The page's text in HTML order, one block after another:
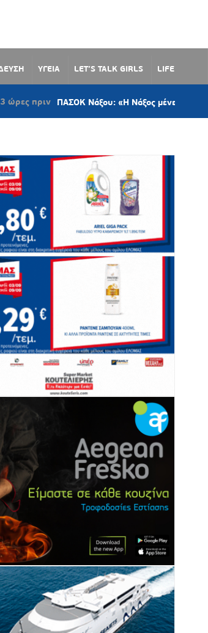
ΥΓΕΙΑ LET’S TALK GIRLS LIFE
ΠΑΣΟΚ Νάξου: «Η Νάξος μένει το μοναδικό